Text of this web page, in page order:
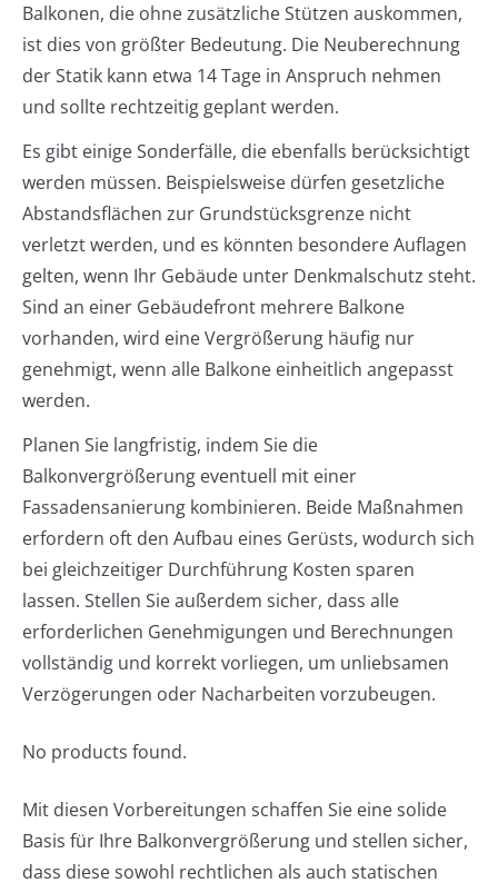
Balkonen, die ohne zusätzliche Stützen auskommen,
ist dies von größter Bedeutung. Die Neuberechnung
der Statik kann etwa 14 Tage in Anspruch nehmen
und sollte rechtzeitig geplant werden.
Es gibt einige Sonderfälle, die ebenfalls berücksichtigt
werden müssen. Beispielsweise dürfen gesetzliche
Abstandsflächen zur Grundstücksgrenze nicht
verletzt werden, und es könnten besondere Auflagen
gelten, wenn Ihr Gebäude unter Denkmalschutz steht.
Sind an einer Gebäudefront mehrere Balkone
vorhanden, wird eine Vergrößerung häufig nur
genehmigt, wenn alle Balkone einheitlich angepasst
werden.
Planen Sie langfristig, indem Sie die
Balkonvergrößerung eventuell mit einer
Fassadensanierung kombinieren. Beide Maßnahmen
erfordern oft den Aufbau eines Gerüsts, wodurch sich
bei gleichzeitiger Durchführung Kosten sparen
lassen. Stellen Sie außerdem sicher, dass alle
erforderlichen Genehmigungen und Berechnungen
vollständig und korrekt vorliegen, um unliebsamen
Verzögerungen oder Nacharbeiten vorzubeugen.
No products found.
Mit diesen Vorbereitungen schaffen Sie eine solide
Basis für Ihre Balkonvergrößerung und stellen sicher,
dass diese sowohl rechtlichen als auch statischen